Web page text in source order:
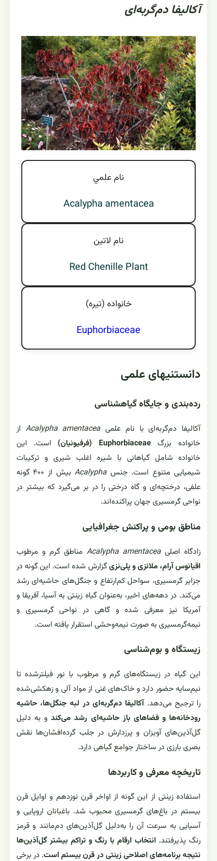
آکالیفا دم‌گربه‌ای
نام علمي
Acalypha amentacea
نام لاتين
Red Chenille Plant
خانواده (تيره)
Euphorbiaceae
دانستنیهای علمی
رده‌بندی و جایگاه گیاهشناسی
آکالیفا دم‌گربه‌ای با نام علمی Acalypha amentacea از
خانواده بزرگEuphorbiaceae (فرفیونیان)
است. این
خانواده شامل گیاهانی با شیره اغلب شیری و ترکیبات
شیمیایی متنوع است. جنس Acalypha
بیش از ۴۰۰ گونه
علفی، درختچه‌ای و گاه درختی را در بر می‌گیرد که بیشتر در
نواحی گرمسیری جهان پراکنده‌اند.
مناطق بومی و پراکنش جغرافیایی
زادگاه اصلی Acalypha amentaceaمناطق گرم و مرطوب
اقیانوس آرام، ملانزی و پلی‌نزیگزارش شده است. این گونه در
جزایر گرمسیری، سواحل کم‌ارتفاع و جنگل‌های حاشیه‌ای رشد
می‌کند. در دهه‌های اخیر، به‌عنوان گیاه زینتی به آسیا، آفریقا و
آمریکا نیز معرفی شده و گاهی در نواحی گرمسیری و
نیمه‌گرمسیری به صورت نیمه‌وحشی استقرار یافته است.
زیستگاه و بوم‌شناسی
این گیاه در زیستگاه‌های گرم و مرطوب با نور فیلترشده تا
نیم‌سایه حضور دارد و خاک‌های غنی از مواد آلی و زهکشی‌شده
را ترجیح می‌دهد.آکالیفا دم‌گربه‌ای در لبه جنگل‌ها، حاشیه
رودخانه‌ها و فضاهای باز حاشیه‌ای رشد می‌کندو به دلیل
گل‌آذین‌های آویزان و پرزدارش در جلب گرده‌افشان‌ها نقش
بصری بارزی در ساختار جوامع گیاهی دارد.
تاریخچه معرفی و کاربردها
استفاده زینتی از این گونه از اواخر قرن نوزدهم و اوایل قرن
بیستم در باغ‌های گرمسیری محبوب شد. باغبانان اروپایی و
آسیایی به سرعت آن را به‌دلیل گل‌آذین‌های دم‌مانند و قرمز
رنگ پذیرفتند. انتخاب ارقام با رنگ و تراکم بیشتر گل‌آذین‌ها
نتیجه برنامه‌های اصلاحی زینتی در قرن بیستم است. در برخی